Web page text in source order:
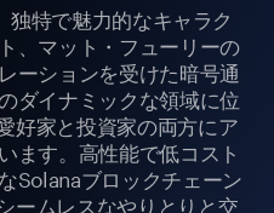
特で魅力的なキャラク
、マット・フューリーの
ーションを受けた暗号通
ダイナミックな領域に位
好家と投資家の両方にア
ます。高性能で低コスト
Solanaブロックチェーン
ームレスなやりとりと交